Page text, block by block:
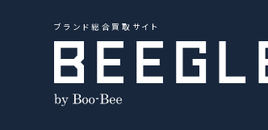
ブランド総合買取サイト